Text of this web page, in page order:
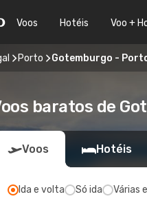
Voos Hotéis Voo +
Porto Gotemburgo -
baratos de
Voos Hotéis
Ida e volta Só ida Várias